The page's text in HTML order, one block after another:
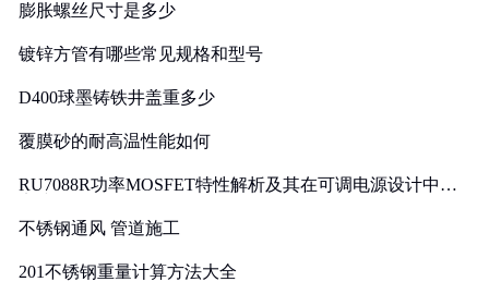
膨胀螺丝尺寸是多少
镀锌方管有哪些常见规格和型号
D400球墨铸铁井盖重多少
覆膜砂的耐高温性能如何
RU7088R功率MOSFET特性解析及其在可调电源设计中的
不锈钢通风 管道施工
201不锈钢重量计算方法大全